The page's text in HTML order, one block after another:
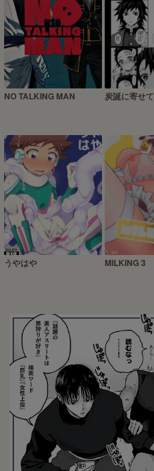
NO TALKING MAN 炭誕に寄せて
うやはや MILKING 3